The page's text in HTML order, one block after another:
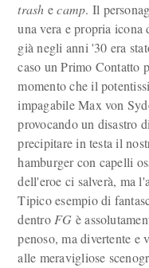
trash ecamp. Il
una vera e propria
già negli anni '30 era
caso un Primo Contatto
momento che il
impagabile Max von
provocando un disastro
precipitare in testa il
hamburger con capelli
dell'eroe ci salverà, ma
Tipico esempio di
dentro FG è
penoso, ma divertente e
alle meravigliose